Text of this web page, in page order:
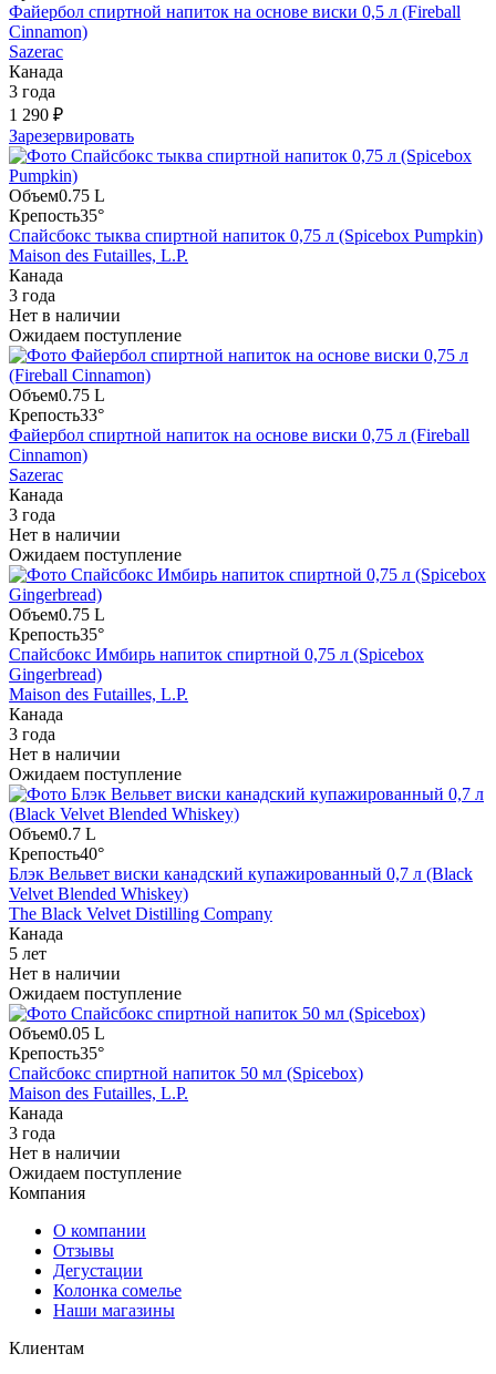
Файербол спиртной напиток на основе виски 0,5 л (Fireball
Cinnamon)
Sazerac
Канада
3 года
1 290 ₽
Зарезервировать
Объем0.75 L
Крепость35°
Спайсбокс тыква спиртной напиток 0,75 л (Spicebox Pumpkin)
Maison des Futailles, L.P.
Канада
3 года
Нет в наличии
Ожидаем поступление
Объем0.75 L
Крепость33°
Файербол спиртной напиток на основе виски 0,75 л (Fireball
Cinnamon)
Sazerac
Канада
3 года
Нет в наличии
Ожидаем поступление
Объем0.75 L
Крепость35°
Спайсбокс Имбирь напиток спиртной 0,75 л (Spicebox
Gingerbread)
Maison des Futailles, L.P.
Канада
3 года
Нет в наличии
Ожидаем поступление
Объем0.7 L
Крепость40°
Блэк Вельвет виски канадский купажированный 0,7 л (Black
Velvet Blended Whiskey)
The Black Velvet Distilling Company
Канада
5 лет
Нет в наличии
Ожидаем поступление
Объем0.05 L
Крепость35°
Спайсбокс спиртной напиток 50 мл (Spicebox)
Maison des Futailles, L.P.
Канада
3 года
Нет в наличии
Ожидаем поступление
Компания
О компании
Отзывы
Дегустации
Колонка сомелье
Наши магазины
Клиентам